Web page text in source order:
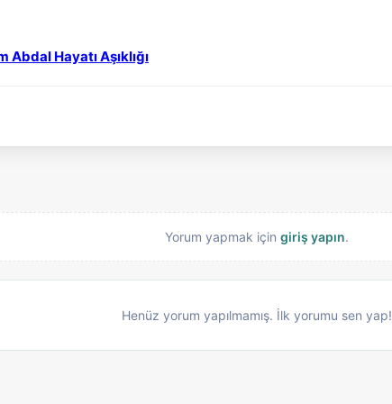
Hayatı Aşıklığı
Yorum yapmak için giriş yapın.
Henüz yorum yapılmamış. İlk yorumu sen yap!